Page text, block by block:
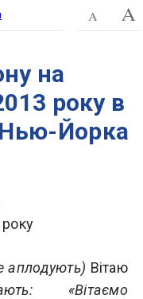
на
року в
Нью-Йорка
аплодують) Вітаю
«Вітаємо